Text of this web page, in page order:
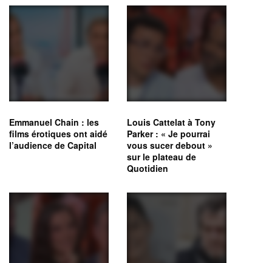
Emmanuel Chain : les
films érotiques ont aidé
l’audience de Capital
Louis Cattelat à Tony
Parker : « Je pourrai
vous sucer debout »
sur le plateau de
Quotidien